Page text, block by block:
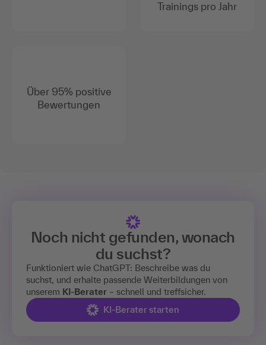
Über 95% positive
Bewertungen
Trainings pro Jahr
Noch nicht gefunden, wonach
du suchst?
Funktioniert wie ChatGPT: Beschreibe was du
suchst, und erhalte passende Weiterbildungen von
unserem KI-Berater – schnell und treffsicher.
KI-Berater starten